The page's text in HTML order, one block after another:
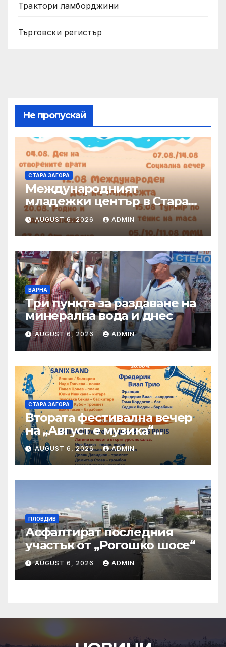
Трактори ламборджини
Търговски регистър
Не пропускай
СТАРА ЗАГОРА
Международният
младежки център в Стара
Загора представя богата
програма от инициативи
през август
AUGUST 6, 2026 ADMIN
ВАРНА
Три пункта за раздаване на
минерална вода и днес
AUGUST 6, 2026 ADMIN
СТАРА ЗАГОРА
Втората фестивална вечер
на „Август е музика“
посреща Фредерик Виал
Трио
AUGUST 6, 2026 ADMIN
ПЛОВДИВ
Асфалтират последния
участък от „Рогошко шосе“
AUGUST 6, 2026 ADMIN